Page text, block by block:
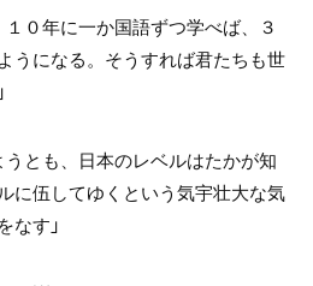
０年に一か国語ずつ学べば、３
うになる。そうすれば君たちも世
うとも、日本のレベルはたかが知
に伍してゆくという気宇壮大な気
なす」